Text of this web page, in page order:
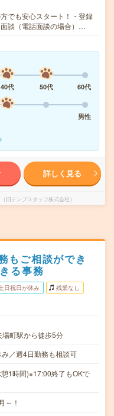
でも安心スタート！・登録
談（電話面談の場合）…
40代 50代
60代
男性
詳しく見る
テンプスタッフ株式会社）
もご相談ができ
る事務
日祝日が休み 残業なし
町駅から徒歩5分
／週4日勤務も相談可
1時間)※17:00終了もOKで
～！